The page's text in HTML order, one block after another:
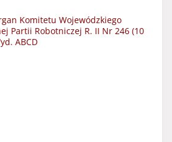
Komitetu Wojewódzkiego
Partii Robotniczej R. II Nr 246 (10
ABCD